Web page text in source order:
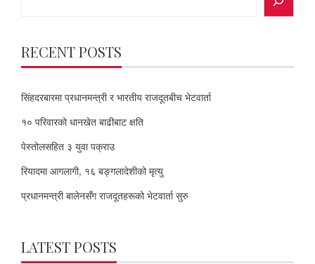
RECENT POSTS
सिंहदरबारमा प्रधानमन्त्री र भारतीय राजदूतबीच भेटवार्ता
१० परिवारको धानखेत बाढीबाट क्षति
पेस्तोलसहित ३ युवा पक्राउ
रियादमा आगलागी, १६ बङ्गलादेशीको मृत्यु
प्रधानमन्त्री बालेनसँग राजदूतहरूको भेटवार्ता सुरु
LATEST POSTS